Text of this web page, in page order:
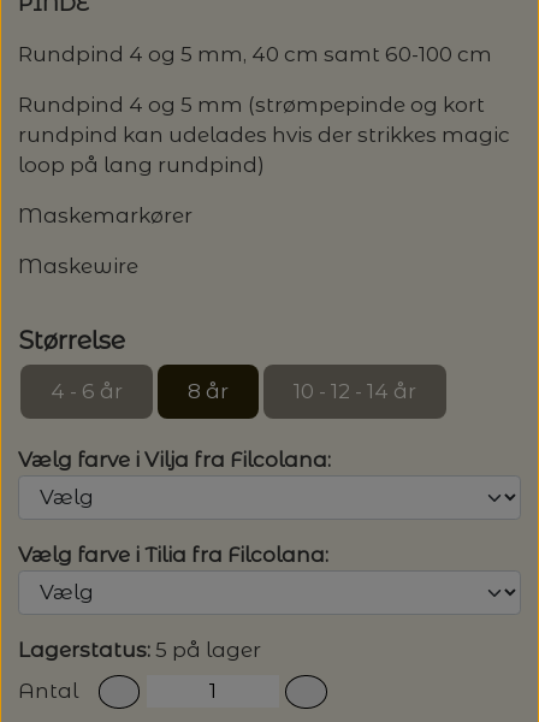
Rundpind 4 og 5 mm, 40 cm samt 60-100 cm
Rundpind 4 og 5 mm (strømpepinde og kort
rundpind kan udelades hvis der strikkes magic
loop på lang rundpind)
Maskemarkører
Maskewire
Størrelse
4 - 6 år 8 år 10 - 12 - 14 år
Vælg farve i Vilja fra Filcolana:
Vælg farve i Tilia fra Filcolana:
Lagerstatus: 5 på lager
Antal